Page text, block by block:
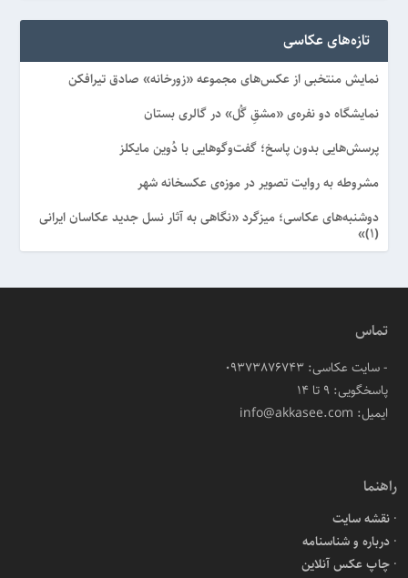
تازه‌های عکاسی
نمایش منتخبی از عکس‌های مجموعه «زورخانه» صادق تیرافکن
نمایشگاه دو نفره‌ی «مشقِ گُل» در گالری بستان
پرسش‌هایی بدون پاسخ؛ گفت‌وگوهایی با دُوین مایکلز
مشروطه به روایت تصویر در موزه‌ی عکسخانه شهر
دوشنبه‌های عکاسی؛ میزگرد «نگاهی به آثار نسل جدید عکاسان ایرانی
(۱)»
تماس
- سایت عکاسی: 09373876743
پاسخگویی: ۹ تا ۱۴
ایمیل: info@akkasee.com
راهنما
نقشه سایت
درباره و شناسنامه
چاپ عکس آنلاین